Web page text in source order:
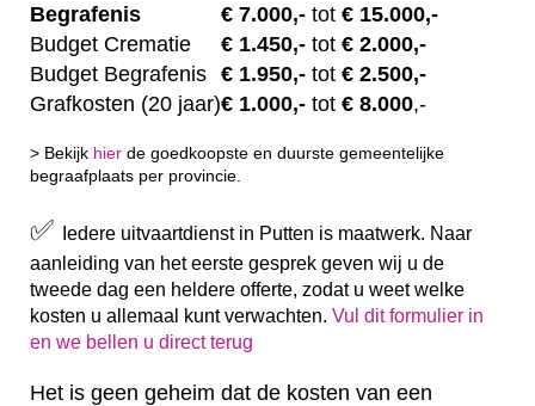
Begrafenis € 7.000,- tot € 15.000,-
Budget Crematie
€ 1.450,- tot € 2.000,-
Budget Begrafenis € 1.950,- tot € 2.500,-
Grafkosten (20 jaar)€ 1.000,- tot € 8.000,-
> Bekijk hier de goedkoopste en duurste gemeentelijke
begraafplaats per provincie.
✅
Iedere uitvaartdienst in Putten is maatwerk. Naar
aanleiding van het eerste gesprek geven wij u de
tweede dag een heldere offerte, zodat u weet welke
kosten u allemaal kunt verwachten. Vul dit formulier in
en we bellen u direct terug
Het is geen geheim dat de kosten van een